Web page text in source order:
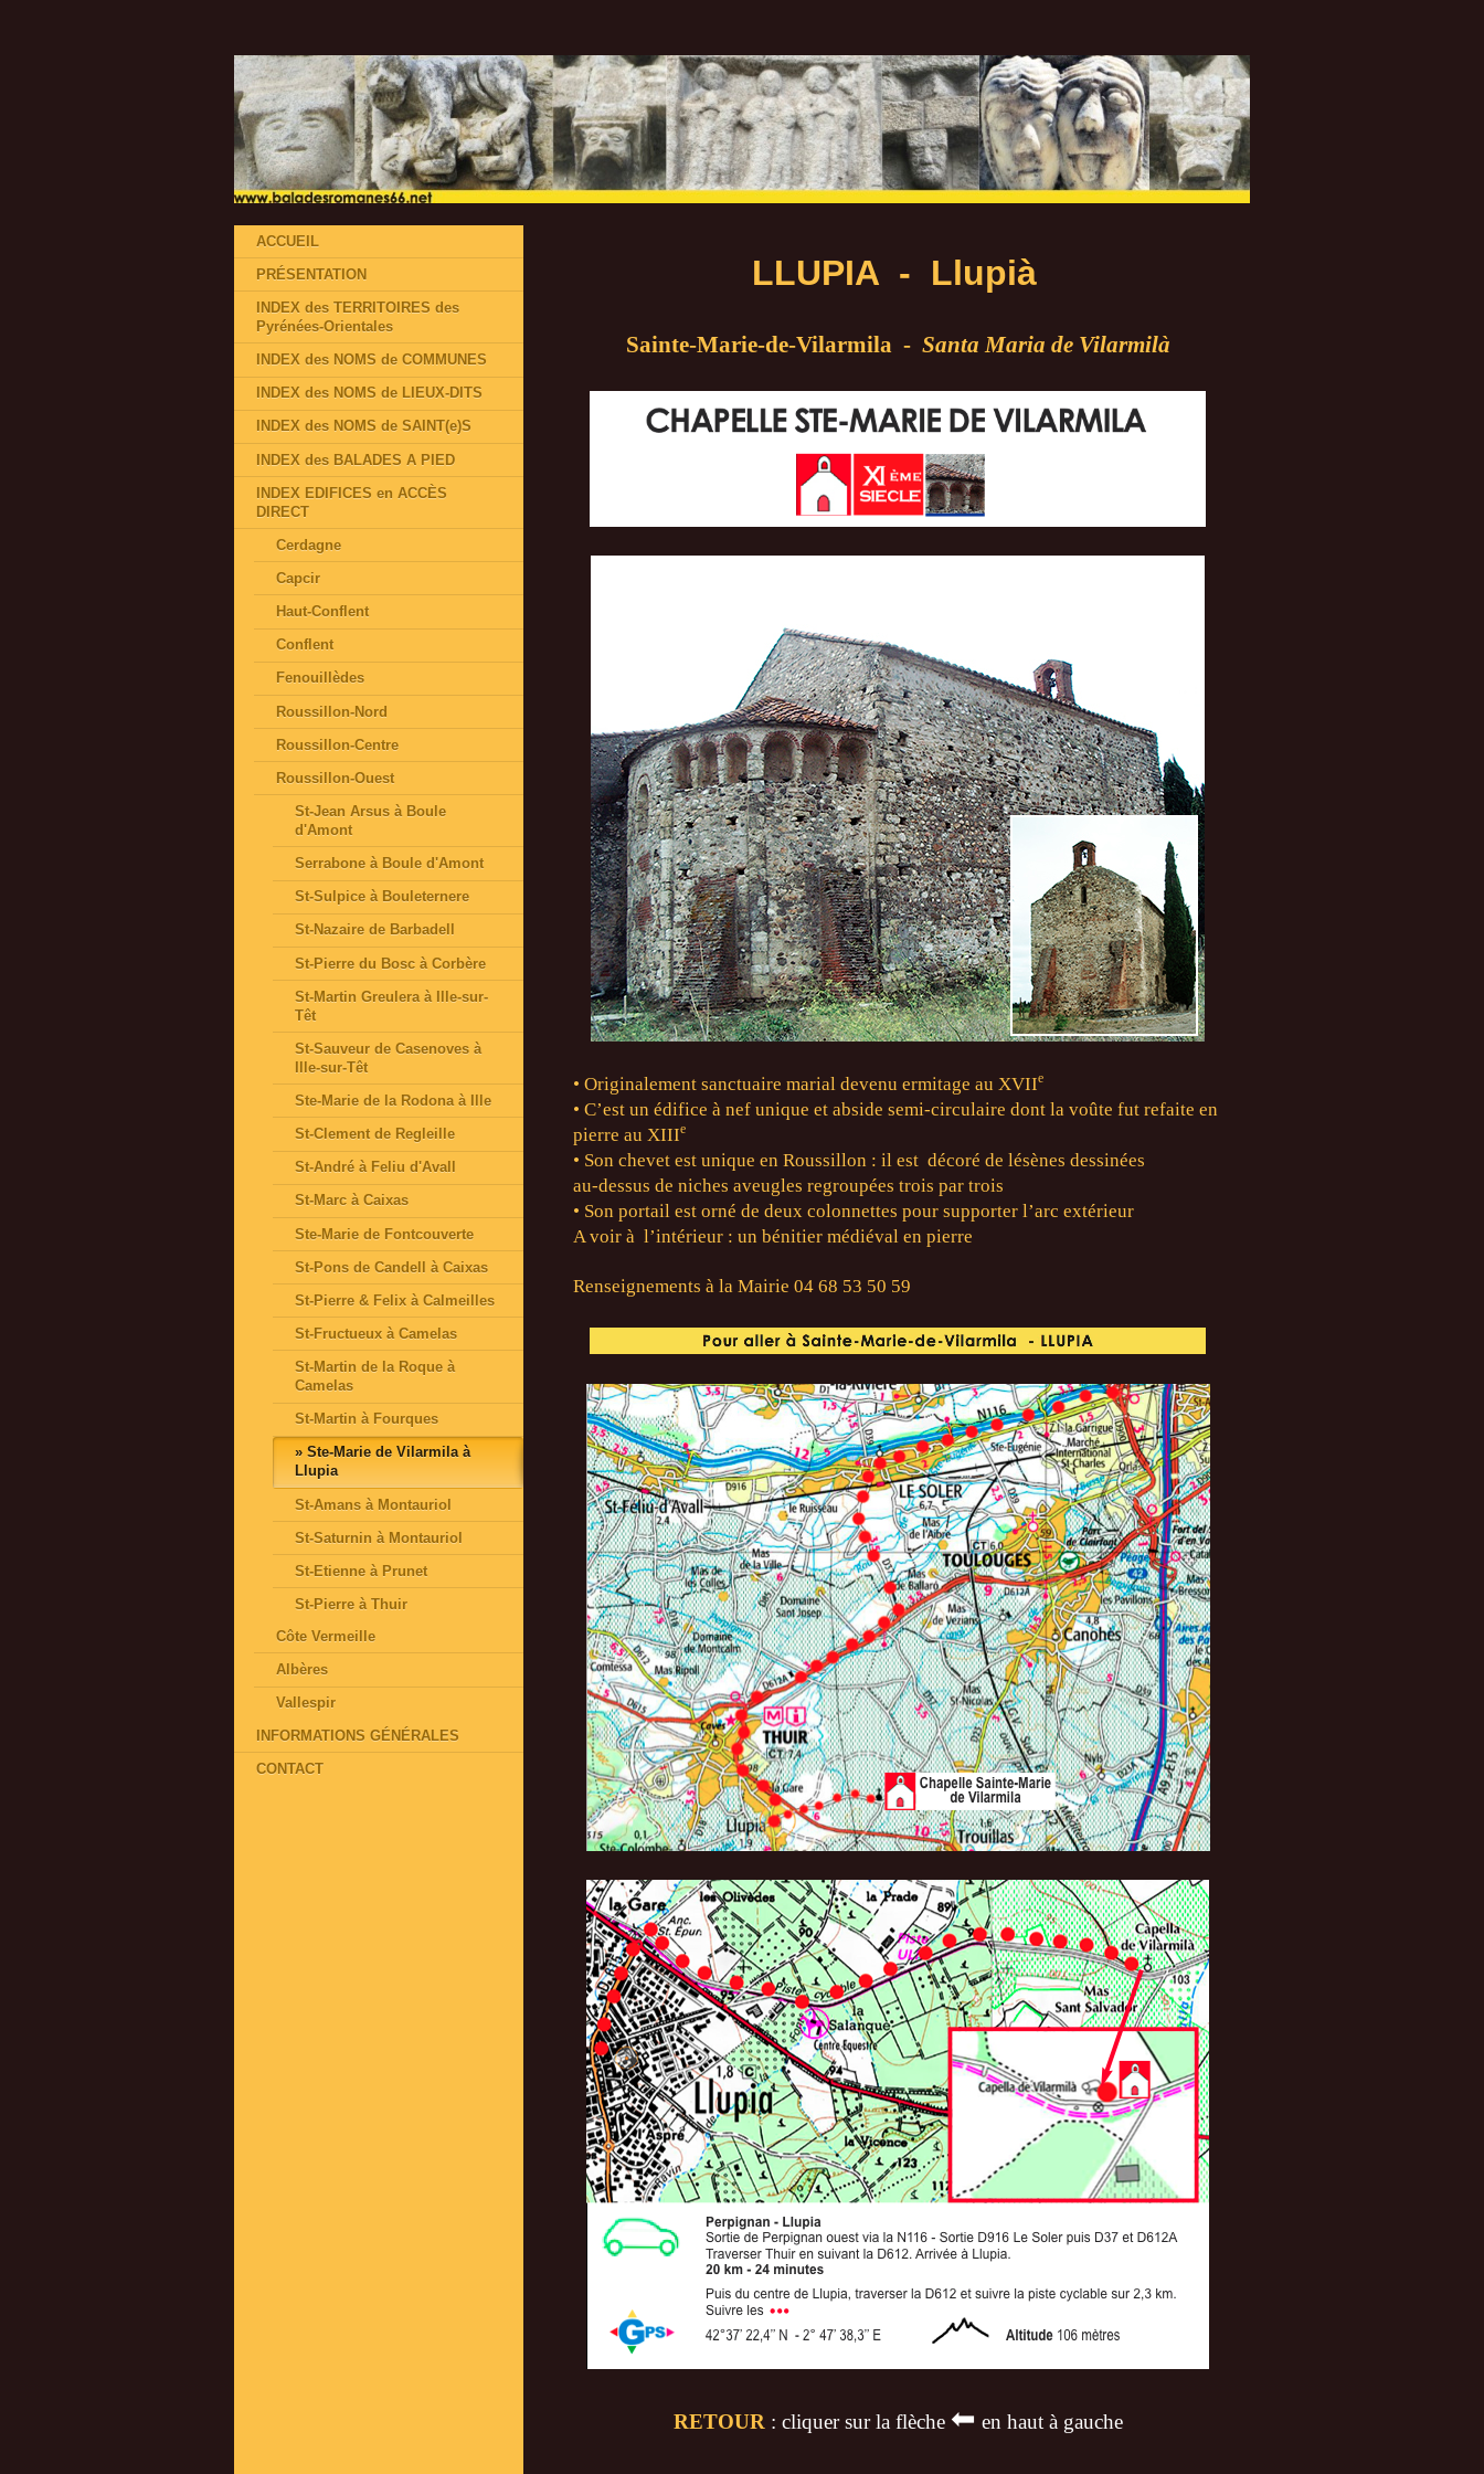
LLUPIA - Llupià
Sainte-Marie-de-Vilarmila - Santa Maria de Vilarmilà
• Originalement sanctuaire marial devenu ermitage au XVIIe
• C’est un édifice à nef unique et abside semi-circulaire dont la voûte fut refaite en
pierre au XIIIe
• Son chevet est unique en Roussillon : il est décoré de lésènes dessinées
au-dessus de niches aveugles regroupées trois par trois
• Son portail est orné de deux colonnettes pour supporter l’arc extérieur
A voir à l’intérieur : un bénitier médiéval en pierre
Renseignements à la Mairie 04 68 53 50 59
RETOUR : cliquer sur la flèche ⬅ en haut à gauche
ACCUEIL
PRÉSENTATION
INDEX des TERRITOIRES des
Pyrénées-Orientales
INDEX des NOMS de COMMUNES
INDEX des NOMS de LIEUX-DITS
INDEX des NOMS de SAINT(e)S
INDEX des BALADES A PIED
INDEX EDIFICES en ACCÈS
DIRECT
Cerdagne
Capcir
Haut-Conflent
Conflent
Fenouillèdes
Roussillon-Nord
Roussillon-Centre
Roussillon-Ouest
St-Jean Arsus à Boule
d'Amont
Serrabone à Boule d'Amont
St-Sulpice à Bouleternere
St-Nazaire de Barbadell
St-Pierre du Bosc à Corbère
St-Martin Greulera à Ille-sur-
Têt
St-Sauveur de Casenoves à
Ille-sur-Têt
Ste-Marie de la Rodona à Ille
St-Clement de Regleille
St-André à Feliu d'Avall
St-Marc à Caixas
Ste-Marie de Fontcouverte
St-Pons de Candell à Caixas
St-Pierre & Felix à Calmeilles
St-Fructueux à Camelas
St-Martin de la Roque à
Camelas
St-Martin à Fourques
Ste-Marie de Vilarmila à
Llupia
St-Amans à Montauriol
St-Saturnin à Montauriol
St-Etienne à Prunet
St-Pierre à Thuir
Côte Vermeille
Albères
Vallespir
INFORMATIONS GÉNÉRALES
CONTACT